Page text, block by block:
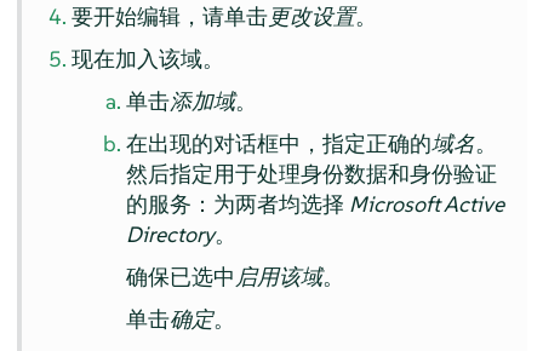
要开始编辑，请单击更改设置。
现在加入该域。
单击添加域。
在出现的对话框中，指定正确的域名。
然后指定用于处理身份数据和身份验证
的服务：为两者均选择 Microsoft Active
Directory。
确保已选中启用该域。
单击确定。